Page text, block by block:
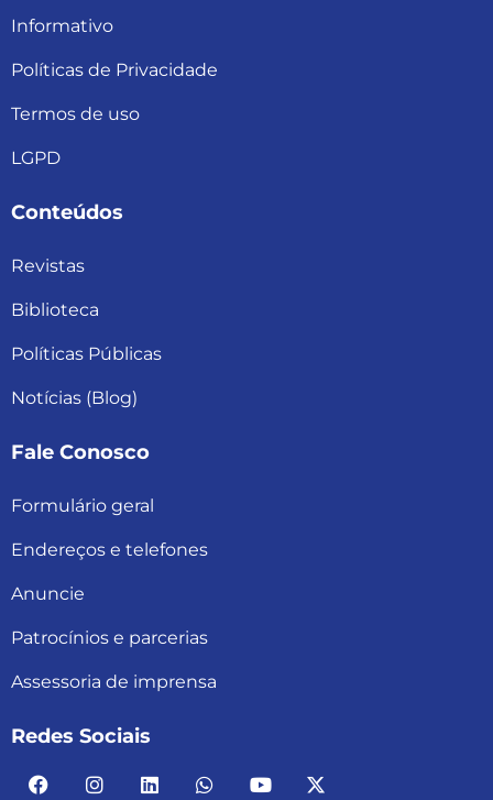
Informativo
Políticas de Privacidade
Termos de uso
LGPD
Conteúdos
Revistas
Biblioteca
Políticas Públicas
Notícias (Blog)
Fale Conosco
Formulário geral
Endereços e telefones
Anuncie
Patrocínios e parcerias
Assessoria de imprensa
Redes Sociais